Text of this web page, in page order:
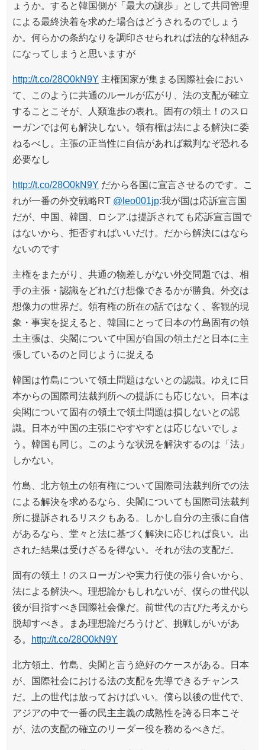
ょうか。すると韓国側が「最大の譲歩」として共同管理
による最終決着を求めた場合はどうされるのでしょう
か。何らかの条約なりを調印させられれば法的な枠組み
になってしまうと思いますが
http://t.co/28O0kN9Y 主権国家が集まる国際社会におい
て、このように共通のルールが広がり、法の支配が確立
することこそが、人類進歩の表れ。固有の領土！のスロ
ーガンでは何も解決しない。領有権は法による解決に委
ねるべし。主張の正当性に自信があれば裁判なぞ恐れる
必要なし
http://t.co/28O0kN9Y だから各国に宣言させるのです。こ
れが一番の外交戦略RT @leo001jp:我が国は応訴宣言国
だが、中国、韓国、ロシア.は提訴されても応訴宣言国で
はないから、拒否すればいいだけ。だから解決にはなら
ないのです
主権をまたがり、共通の物差しがない外交問題では、相
手の主張・認識をどれだけ想像できるかが勝負。外交は
想像力の世界だ。領有権の所在の話ではなく、客観的現
象・事実を捉えると、韓国にとって日本の竹島固有の領
土主張は、尖閣について中国が自国の領土だと日本に主
張しているのと同じように捉える
韓国は竹島について領土問題はないとの認識。ゆえに日
本からの国際司法裁判所への提訴にも応じない。日本は
尖閣について固有の領土で領土問題は損しないとの認
識。日本が中国の主張にやすやすとは応じないでしょ
う。韓国も同じ。このような状況を解決するのは「法」
しかない。
竹島、北方領土の領有権について国際司法裁判所での法
による解決を求めるなら、尖閣についても国際司法裁判
所に提訴されるリスクもある。しかし自分の主張に自信
があるなら、堂々と法に基づく解決に応じれば良い。出
された結果は受けざるを得ない。それが法の支配だ。
固有の領土！のスローガンや実力行使の張り合いから、
法による解決へ。理想論かもしれないが、僕らの世代以
後が目指すべき国際社会像だ。前世代の古びた考えから
脱却すべき。まあ理想論だろうけど、挑戦しがいがあ
る。
http://t.co/28O0kN9Y
北方領土、竹島、尖閣と言う絶好のケースがある。日本
が、国際社会における法の支配を先導できるチャンス
だ。上の世代は放っておけばいい。僕ら以後の世代で、
アジアの中で一番の民主主義の成熟性を誇る日本こそ
が、法の支配の確立のリーダー役を務めるべきだ。